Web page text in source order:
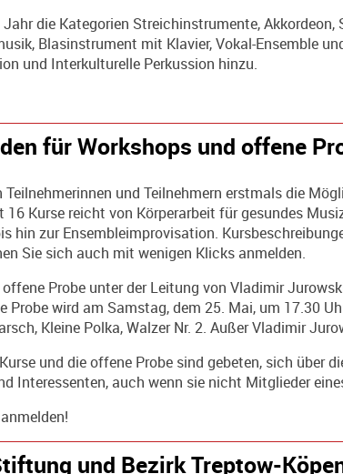
die Kategorien Streichinstrumente,
Blasinstrument mit Klavier, Vokal-Ensemble
und Interkulturelle Perkussion hinzu.
für Workshops und offene
und Teilnehmern erstmals die
Kurse reicht von Körperarbeit für gesundes
hin zur Ensembleimprovisation.
Sie sich auch mit wenigen Klicks anmelden.
Probe unter der Leitung von Vladimir
Probe wird am Samstag, dem 25. Mai, um 17.30
Kleine Polka, Walzer Nr. 2. Außer Vladimir
und die offene Probe sind gebeten, sich über
Interessenten, auch wenn sie nicht Mitglieder
und Bezirk Treptow-